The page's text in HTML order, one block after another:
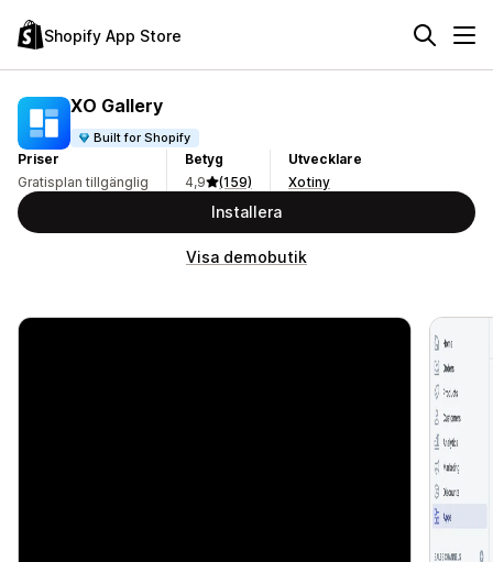
Shopify App Store
XO Gallery
Built for Shopify
Priser
Gratisplan tillgänglig
Betyg
4,9
(159)
Utvecklare
Xotiny
Installera
Visa demobutik